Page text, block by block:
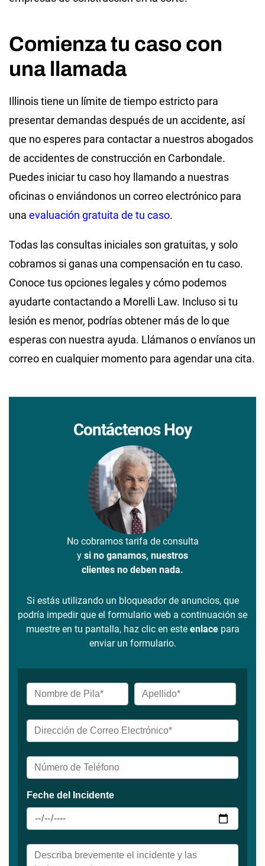
Comienza tu caso con
una llamada
Illinois tiene un límite de tiempo estricto para
presentar demandas después de un accidente, así
que no esperes para contactar a nuestros abogados
de accidentes de construcción en Carbondale.
Puedes iniciar tu caso hoy llamando a nuestras
oficinas o enviándonos un correo electrónico para
una evaluación gratuita de tu caso.
Todas las consultas iniciales son gratuitas, y solo
cobramos si ganas una compensación en tu caso.
Conoce tus opciones legales y cómo podemos
ayudarte contactando a Morelli Law. Incluso si tu
lesión es menor, podrías obtener más de lo que
esperas con nuestra ayuda. Llámanos o envíanos un
correo en cualquier momento para agendar una cita.
Contáctenos Hoy
No cobramos tarifa de consulta
y si no ganamos, nuestros
clientes no deben nada.
Si estás utilizando un bloqueador de anuncios, que
podría impedir que el formulario web a continuación se
muestre en tu pantalla, haz clic en este enlacepara
enviar un formulario.